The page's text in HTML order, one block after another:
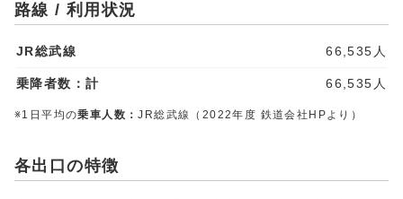
路線 / 利用状況
JR総武線 66,535人
乗降者数：計 66,535人
※1日平均の乗車人数：JR総武線（2022年度 鉄道会社HPより）
各出口の特徴